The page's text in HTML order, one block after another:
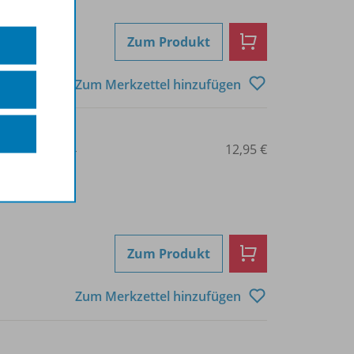
Zum Produkt
Zum Merkzettel hinzufügen
07-210030-4 12,95 €
Zum Produkt
Zum Merkzettel hinzufügen